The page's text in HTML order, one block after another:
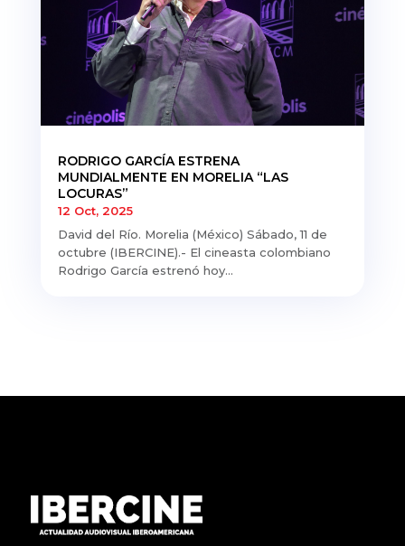
RODRIGO GARCÍA ESTRENA
MUNDIALMENTE EN MORELIA “LAS
LOCURAS”
12 Oct, 2025
David del Río. Morelia (México) Sábado, 11 de
octubre (IBERCINE).- El cineasta colombiano
Rodrigo García estrenó hoy...